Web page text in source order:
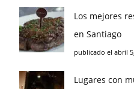
Los mejores
en Santiago
publicado el abril
Lugares con